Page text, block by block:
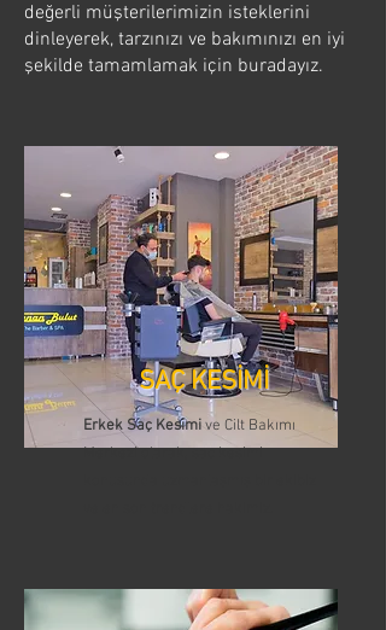
değerli müşterilerimizin isteklerini
dinleyerek, tarzınızı ve bakımınızı en iyi
şekilde tamamlamak için buradayız.
SAÇ KESİMİ
Erkek Saç Kesimive Cilt Bakımı
Merkezi olarak, saç kesimi